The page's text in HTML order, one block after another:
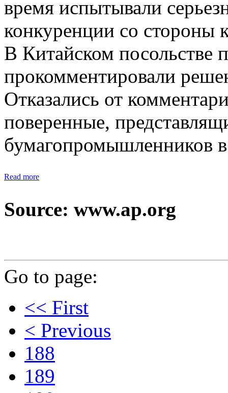
время испытывали
конкуренции со стороны
В Китайском посольстве
прокомментировали
Отказались от
поверенные,
Read more
Source: www.ap.org
Go to page:
<< First
< Previous
188
189